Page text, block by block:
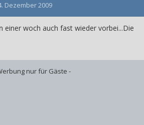
Dezember 2009
einer woch auch fast wieder vorbei...Die
nur für Gäste -